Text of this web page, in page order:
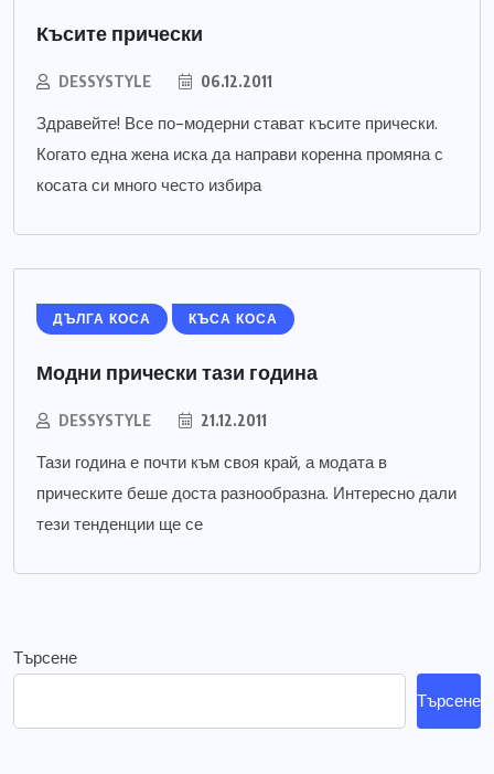
Късите прически
DESSYSTYLE 06.12.2011
Здравейте! Все по-модерни стават късите прически.
Когато една жена иска да направи коренна промяна с
косата си много често избира
ДЪЛГА КОСА КЪСА КОСА
Модни прически тази година
DESSYSTYLE 21.12.2011
Тази година е почти към своя край, а модата в
прическите беше доста разнообразна. Интересно дали
тези тенденции ще се
Търсене
Търсене